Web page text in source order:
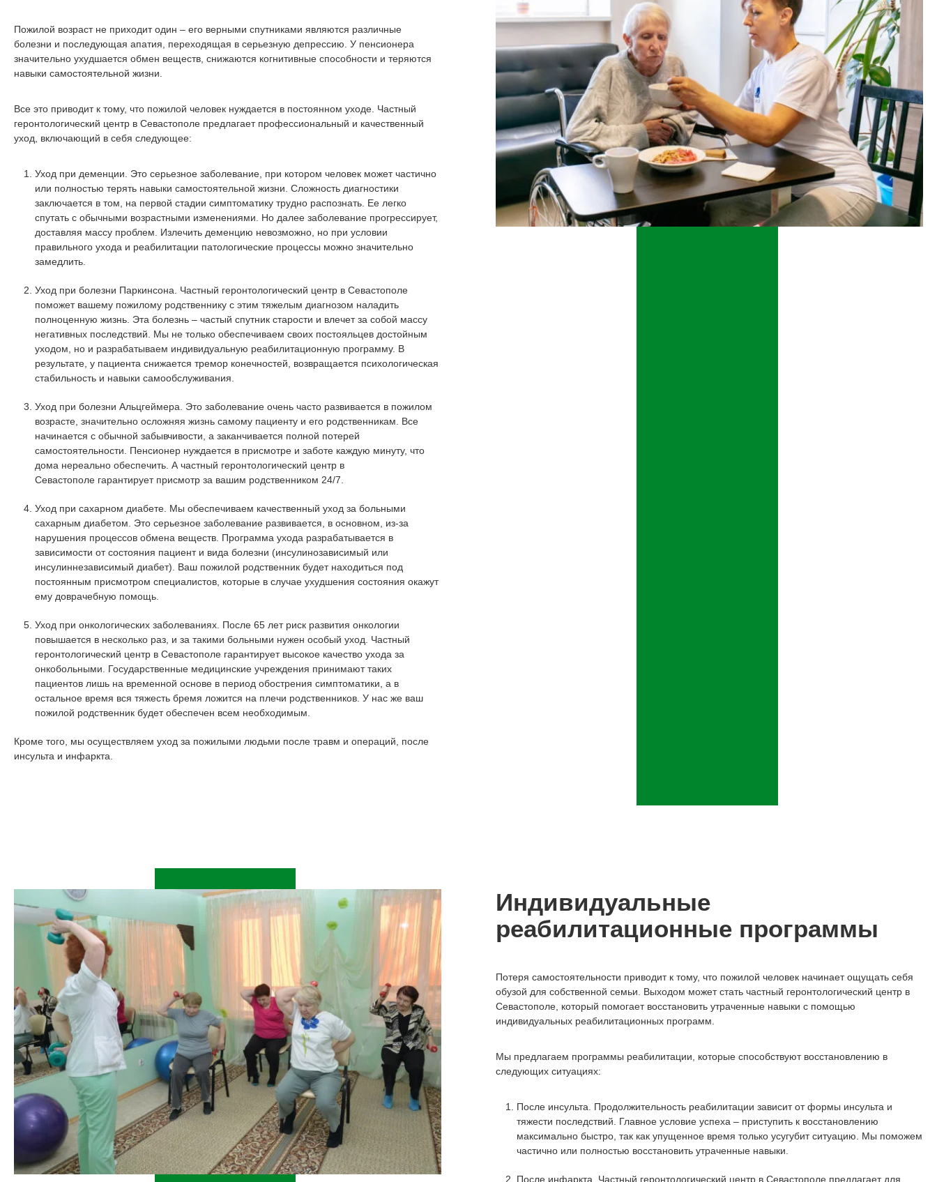
Пожилой возраст не приходит один – его верными спутниками являются различные
болезни и последующая апатия, переходящая в серьезную депрессию. У пенсионера
значительно ухудшается обмен веществ, снижаются когнитивные способности и теряются
навыки самостоятельной жизни.
Все это приводит к тому, что пожилой человек нуждается в постоянном уходе. Частный
геронтологический центр в Севастополе предлагает профессиональный и качественный
уход, включающий в себя следующее:
Уход при деменции. Это серьезное заболевание, при котором человек может частично
или полностью терять навыки самостоятельной жизни. Сложность диагностики
заключается в том, на первой стадии симптоматику трудно распознать. Ее легко
спутать с обычными возрастными изменениями. Но далее заболевание прогрессирует,
доставляя массу проблем. Излечить деменцию невозможно, но при условии
правильного ухода и реабилитации патологические процессы можно значительно
замедлить.
Уход при болезни Паркинсона. Частный геронтологический центр в Севастополе
поможет вашему пожилому родственнику с этим тяжелым диагнозом наладить
полноценную жизнь. Эта болезнь – частый спутник старости и влечет за собой массу
негативных последствий. Мы не только обеспечиваем своих постояльцев достойным
уходом, но и разрабатываем индивидуальную реабилитационную программу. В
результате, у пациента снижается тремор конечностей, возвращается психологическая
стабильность и навыки самообслуживания.
Уход при болезни Альцгеймера. Это заболевание очень часто развивается в пожилом
возрасте, значительно осложняя жизнь самому пациенту и его родственникам. Все
начинается с обычной забывчивости, а заканчивается полной потерей
самостоятельности. Пенсионер нуждается в присмотре и заботе каждую минуту, что
дома нереально обеспечить. А частный геронтологический центр в
Севастополе гарантирует присмотр за вашим родственником 24/7.
Уход при сахарном диабете. Мы обеспечиваем качественный уход за больными
сахарным диабетом. Это серьезное заболевание развивается, в основном, из-за
нарушения процессов обмена веществ. Программа ухода разрабатывается в
зависимости от состояния пациент и вида болезни (инсулинозависимый или
инсулиннезависимый диабет). Ваш пожилой родственник будет находиться под
постоянным присмотром специалистов, которые в случае ухудшения состояния окажут
ему доврачебную помощь.
Уход при онкологических заболеваниях. После 65 лет риск развития онкологии
повышается в несколько раз, и за такими больными нужен особый уход. Частный
геронтологический центр в Севастополе гарантирует высокое качество ухода за
онкобольными. Государственные медицинские учреждения принимают таких
пациентов лишь на временной основе в период обострения симптоматики, а в
остальное время вся тяжесть бремя ложится на плечи родственников. У нас же ваш
пожилой родственник будет обеспечен всем необходимым.
Кроме того, мы осуществляем уход за пожилыми людьми после травм и операций, после
инсульта и инфаркта.
Индивидуальные
реабилитационные программы
Потеря самостоятельности приводит к тому, что пожилой человек начинает ощущать себя
обузой для собственной семьи. Выходом может стать частный геронтологический центр в
Севастополе, который помогает восстановить утраченные навыки с помощью
индивидуальных реабилитационных программ.
Мы предлагаем программы реабилитации, которые способствуют восстановлению в
следующих ситуациях:
После инсульта. Продолжительность реабилитации зависит от формы инсульта и
тяжести последствий. Главное условие успеха – приступить к восстановлению
максимально быстро, так как упущенное время только усугубит ситуацию. Мы поможем
частично или полностью восстановить утраченные навыки.
После инфаркта. Частный геронтологический центр в Севастополе предлагает для